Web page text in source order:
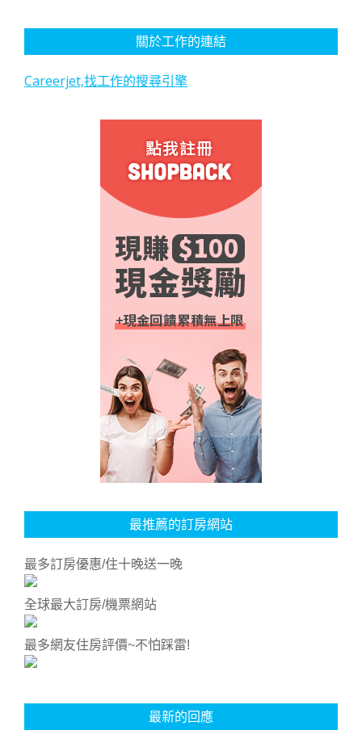
關於工作的連結
Careerjet,找工作的搜尋引擎
最推薦的訂房網站
最多訂房優惠/住十晚送一晚
全球最大訂房/機票網站
最多網友住房評價~不怕踩雷!
最新的回應